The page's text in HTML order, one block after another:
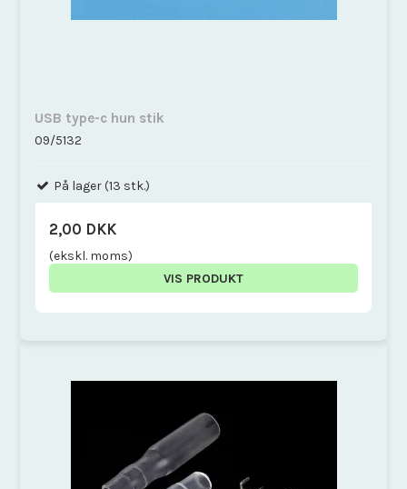
USB type-c hun stik
09/5132
På lager (13 stk.)
2,00 DKK
(ekskl. moms)
VIS PRODUKT